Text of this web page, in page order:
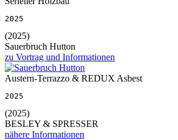
2025
(2025)
Sauerbruch Hutton
zu Vortrag und Informationen
Austern-Terrazzo & REDUX Asbest
2025
(2025)
BESLEY & SPRESSER
nähere Informationen